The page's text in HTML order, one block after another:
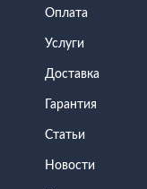
Оплата
Услуги
Доставка
Гарантия
Статьи
Новости